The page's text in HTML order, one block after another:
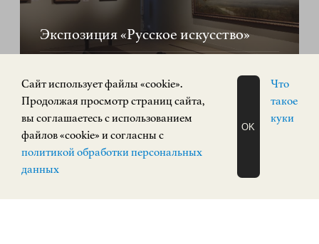
Экспозиция «Русское искусство»
Кремль, корпус 3
КУПИТЬ БИЛЕТ
ПОСТОЯННАЯ ЭКСПОЗИЦИЯ
ЗАПИСАТЬСЯ
НА ЭКСКУРСИЮ
Cайт использует файлы «cookie».
Продолжая просмотр страниц сайта,
вы соглашаетесь с использованием
файлов «cookie» и согласны с
политикой обработки персональных
данных
OK
Что
такое
куки